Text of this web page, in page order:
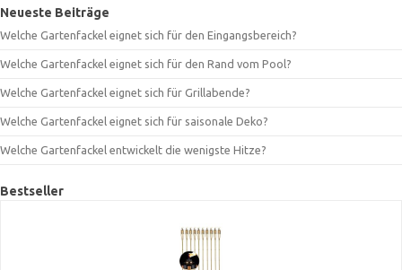
Neueste Beiträge
Welche Gartenfackel eignet sich für den Eingangsbereich?
Welche Gartenfackel eignet sich für den Rand vom Pool?
Welche Gartenfackel eignet sich für Grillabende?
Welche Gartenfackel eignet sich für saisonale Deko?
Welche Gartenfackel entwickelt die wenigste Hitze?
Bestseller